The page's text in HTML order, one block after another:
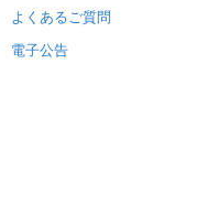
よくあるご質問
電子公告